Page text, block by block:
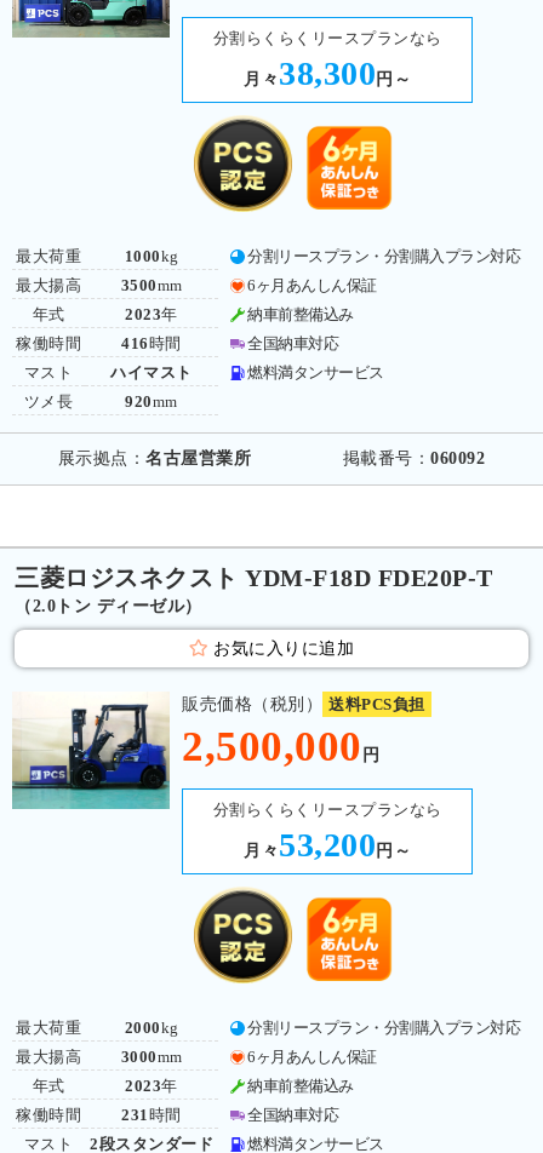
分割らくらくリースプランなら
月々 38,300 円～
最大荷重
最大揚高
年式
稼働時間
マスト
ツメ長
1000kg
3500mm
2023年
416 時間
ハイマスト
920mm
分割リースプラン・分割購入プラン対応
6ヶ月あんしん保証
納車前整備込み
全国納車対応
燃料満タンサービス
展示拠点：名古屋営業所 掲載番号：060092
三菱ロジスネクスト YDM-F18D FDE20P-T
（2.0トン ディーゼル）
お気に入りに追加
販売価格（税別） 送料PCS負担
2,500,000 円
分割らくらくリースプランなら
月々 53,200 円～
最大荷重
最大揚高
年式
稼働時間
マスト
2000kg
3000mm
2023年
231 時間
2段スタンダード
分割リースプラン・分割購入プラン対応
6ヶ月あんしん保証
納車前整備込み
全国納車対応
燃料満タンサービス